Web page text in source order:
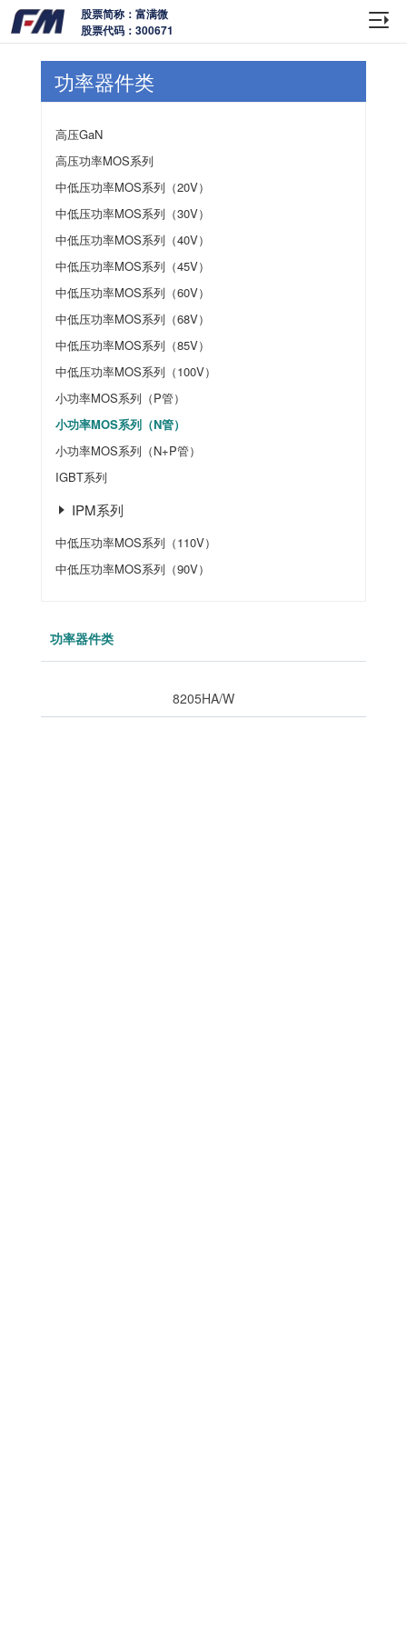
股票简称：富满微
股票代码：300671
功率器件类
高压GaN
高压功率MOS系列
中低压功率MOS系列（20V）
中低压功率MOS系列（30V）
中低压功率MOS系列（40V）
中低压功率MOS系列（45V）
中低压功率MOS系列（60V）
中低压功率MOS系列（68V）
中低压功率MOS系列（85V）
中低压功率MOS系列（100V）
小功率MOS系列（P管）
小功率MOS系列（N管）
小功率MOS系列（N+P管）
IGBT系列
IPM系列
中低压功率MOS系列（110V）
中低压功率MOS系列（90V）
功率器件类
8205HA/W